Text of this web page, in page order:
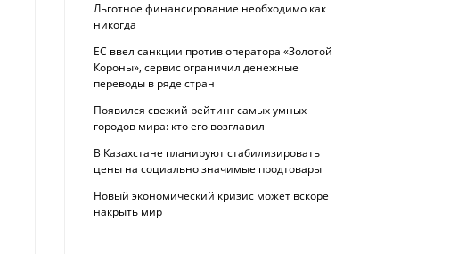
Льготное финансирование необходимо как
никогда
ЕС ввел санкции против оператора «Золотой
Короны», сервис ограничил денежные
переводы в ряде стран
Появился свежий рейтинг самых умных
городов мира: кто его возглавил
В Казахстане планируют стабилизировать
цены на социально значимые продтовары
Новый экономический кризис может вскоре
накрыть мир